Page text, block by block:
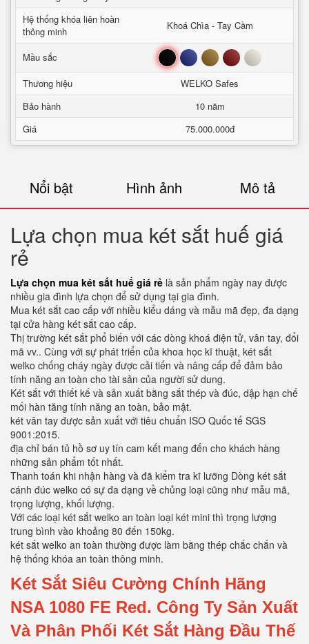
Hệ thống khóa liên hoàn
thông minh
Khoá Chìa - Tay Cầm
Mầu sắc Đen Xanh Nâu Đỏ Trắng
Thương hiệu
WELKO Safes
Bảo hành
10 năm
Giá
75.000.000đ
Nổi bật Hình ảnh Mô tả
Lựa chọn mua két sắt huế giá
rẻ
Lựa chọn mua két sắt huế giá rẻ là sản phẩm ngày nay được
nhiều gia đình lựa chọn để sử dụng tại gia đình.
Mua két sắt cao cấp với nhiều kiểu dáng và mẫu mã đẹp, đa dạng
tại cửa hàng két sắt cao cấp.
Thị trường két sắt phổ biến với các dòng khoá điện tử, vân tay, đổi
mã vv.. Cùng với sự phát triển của khoa học kĩ thuật, két sắt
welko chống cháy ngày được cải tiến và nâng cấp để đảm bảo
tính năng an toàn cho tài sản của người sử dung.
Két sắt với thiết kế và sản xuất bằng sắt thép và đúc, dập hạn chế
mối hàn tăng tính năng an toàn, bảo mật.
két vân tay được sản xuất với tiêu chuẩn ISO Quốc tế SGS
9001:2015.
địa chỉ bán tủ hồ sơ uy tín cam kết mang đến cho khách hàng
những sản phẩm tốt nhất.
Thanh toán khi nhận hàng và đã kiểm tra kĩ lưỡng Dòng két sắt
cánh đúc welko có sự đa dạng về chủng loại cũng như mẫu mã,
trọng lượng, khối lượng.
Với các loại két sắt welko an toàn loại két mini thì trọng lượng
trung bình vào khoảng 80 đến 150kg.
két sắt welko an toàn thường được làm bằng thép chắc chắn và
hệ thống khóa an toàn thông minh.
Két Sắt Siêu Cường Chính Hãng
NSA 1080 FE Red. Công Ty Sản Xuất
Và Phân Phối Két Sắt Hàng Đầu Thế